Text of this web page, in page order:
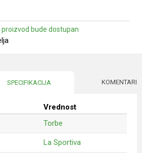
bude dostupan
SPECIFIKACIJA KOMENTARI
Vrednost
Torbe
La Sportiva